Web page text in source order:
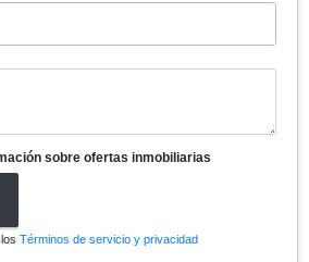
sobre ofertas inmobiliarias
Términos de servicio y privacidad